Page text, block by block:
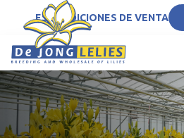
ESCONDICIONES DE VENTA